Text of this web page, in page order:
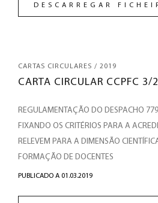
DESCARREGAR
CARTAS CIRCULARES / 2019
CARTA CIRCULAR CCPFC 3/
REGULAMENTAÇÃO DO DESPACHO
FIXANDO OS CRITÉRIOS PARA A
RELEVEM PARA A DIMENSÃO
FORMAÇÃO DE DOCENTES
PUBLICADO A 01.03.2019